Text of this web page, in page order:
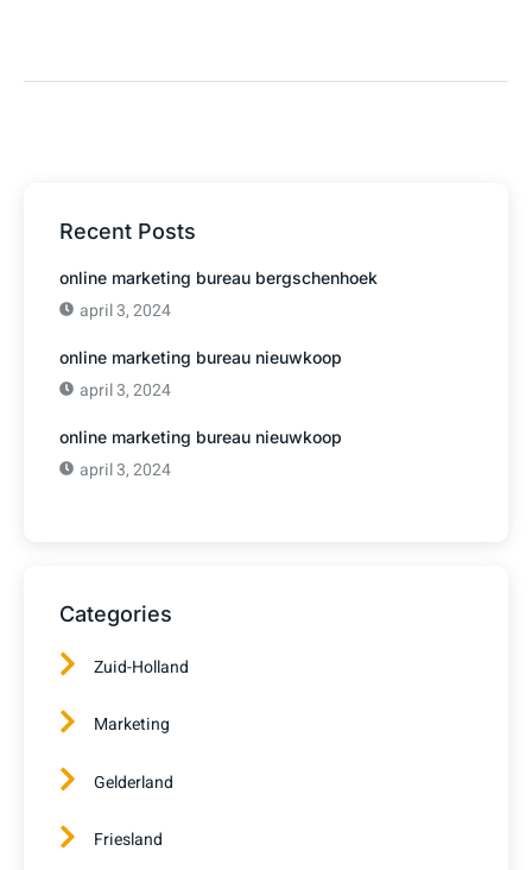
Recent Posts
online marketing bureau bergschenhoek
april 3, 2024
online marketing bureau nieuwkoop
april 3, 2024
online marketing bureau nieuwkoop
april 3, 2024
Categories
Zuid-Holland
Marketing
Gelderland
Friesland